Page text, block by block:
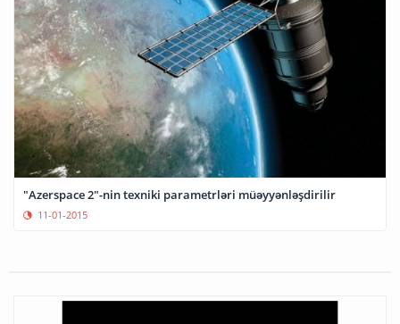
"Azerspace 2"-nin texniki parametrləri müəyyənləşdirilir
11-01-2015